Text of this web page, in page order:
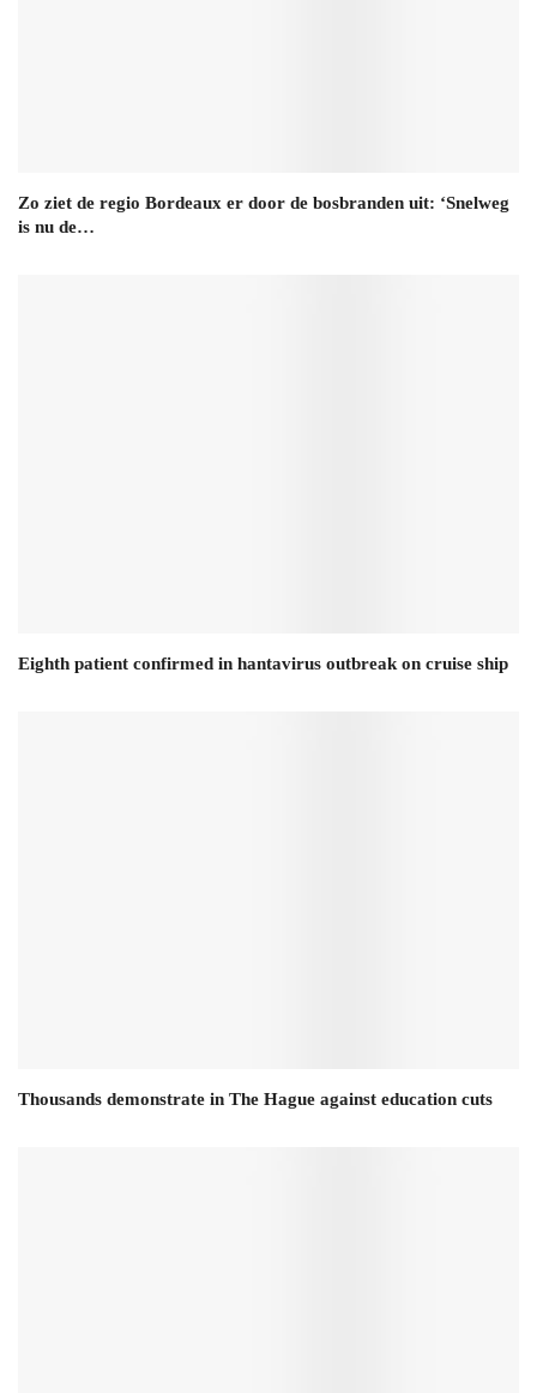
Zo ziet de regio Bordeaux er door de bosbranden uit: ‘Snelweg
is nu de…
Eighth patient confirmed in hantavirus outbreak on cruise ship
Thousands demonstrate in The Hague against education cuts